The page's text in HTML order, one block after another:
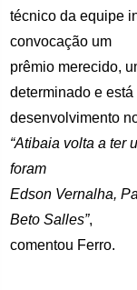
técnico da equipe
convocação um
prêmio merecido,
determinado e
desenvolvimento
“Atibaia volta a ter
foram
Edson Vernalha,
Beto Salles”,
comentou Ferro.